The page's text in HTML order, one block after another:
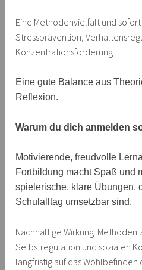
Eine Methodenvielfalt und
Stressprävention,
Konzentrationsförderung.
Eine gute Balance aus
Reflexion.
Warum du dich anmelden
Motivierende, freudvolle
Fortbildung macht Spaß und
spielerische, klare Übungen,
Schulalltag umsetzbar sind.
Nachhaltige Wirkung: Methoden
Selbstregulation und sozialen
langfristig auf das